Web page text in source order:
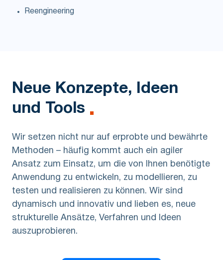
Reengineering
Neue Konzepte,
Ideen
und Tools
Wir setzen nicht nur auf erprobte und bewährte
Methoden – häufig kommt auch ein agiler
Ansatz zum Einsatz, um die von Ihnen benötigte
Anwendung zu entwickeln, zu modellieren, zu
testen und realisieren zu können. Wir sind
dynamisch und innovativ und lieben es, neue
strukturelle Ansätze, Verfahren und Ideen
auszuprobieren.